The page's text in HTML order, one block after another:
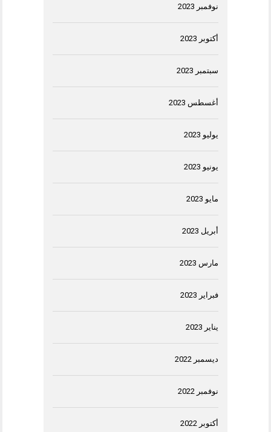
نوفمبر 2023
أكتوبر 2023
سبتمبر 2023
أغسطس 2023
يوليو 2023
يونيو 2023
مايو 2023
أبريل 2023
مارس 2023
فبراير 2023
يناير 2023
ديسمبر 2022
نوفمبر 2022
أكتوبر 2022